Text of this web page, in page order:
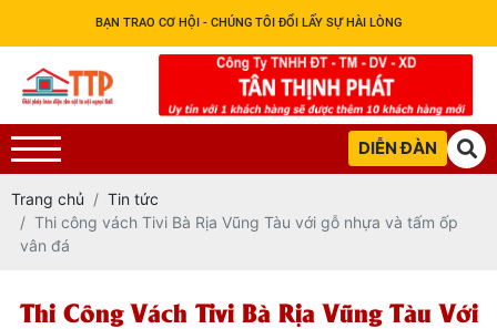
BẠN TRAO CƠ HỘI - CHÚNG TÔI ĐỔI LẤY SỰ HÀI LÒNG
DIỄN ĐÀN
Trang chủ
Tin tức
Thi công vách Tivi Bà Rịa Vũng Tàu với gỗ nhựa và tấm ốp
vân đá
Thi Công Vách Tivi Bà Rịa Vũng Tàu Với